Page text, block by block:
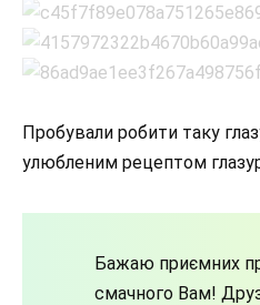
Пробували робити таку
улюбленим рецептом
Бажаю приємних
смачного Вам!